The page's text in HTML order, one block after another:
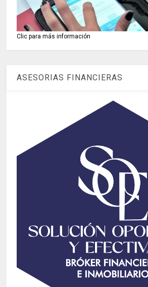
Clic para más información
ASESORIAS FINANCIERAS